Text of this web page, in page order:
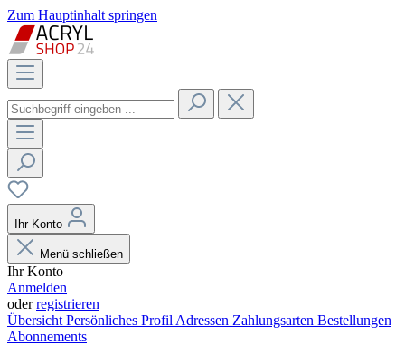
Zum Hauptinhalt springen
Ihr Konto
Menü schließen
Ihr Konto
Anmelden
oderregistrieren
Übersicht Persönliches Profil Adressen Zahlungsarten Bestellungen
Abonnements